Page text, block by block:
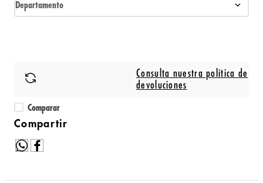
Departamento
Consulta nuestra política de
devoluciones
Comparar